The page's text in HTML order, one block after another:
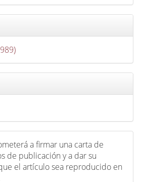
a firmar una carta de
de publicación y a dar su
el artículo sea reproducido en